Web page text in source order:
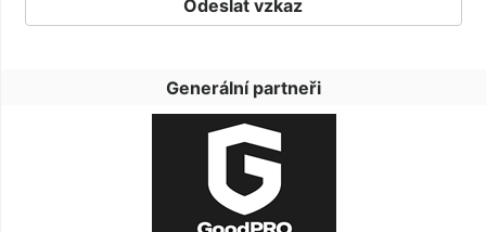
Generální partneři